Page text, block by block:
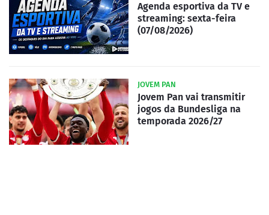
Agenda esportiva da TV e
streaming: sexta-feira
(07/08/2026)
JOVEM PAN
Jovem Pan vai transmitir
jogos da Bundesliga na
temporada 2026/27